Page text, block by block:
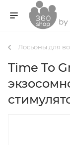
Лосьоны для
Time To